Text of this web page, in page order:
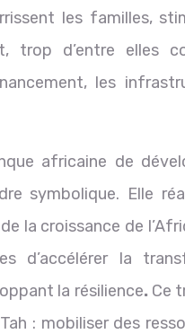
les familles,
trop d’entre
les
africaine de
symbolique. Elle
la croissance de
d’accélérer la
la résilience. Ce
: mobiliser des